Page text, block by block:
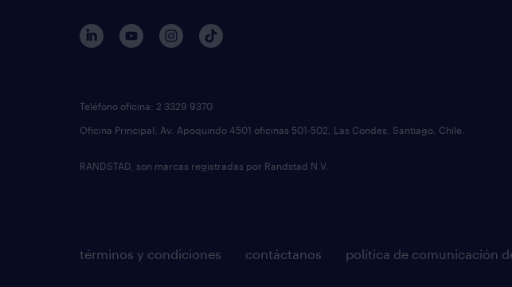
términos y condiciones contáctanos política de comunicación
Teléfono oficina: 2 3329 9370
Oficina Principal: Av. Apoquindo 4501 oficinas 501-502, Las Condes, Santiago, Chile.
RANDSTAD, son marcas registradas por Randstad N.V.